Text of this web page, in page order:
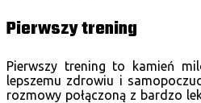
Pierwszy trening
Pierwszy trening to kamień
lepszemu zdrowiu i
rozmowy połączoną z bardzo